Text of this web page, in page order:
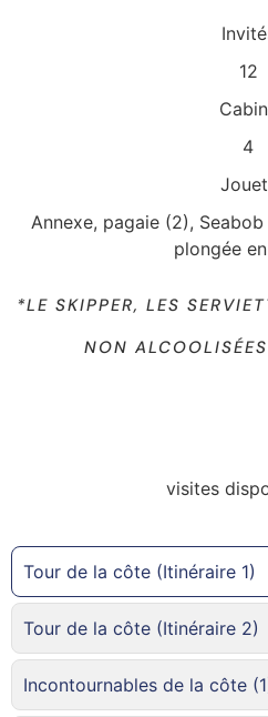
12
4
Annexe, pagaie (2),
plongée
*LE SKIPPER, LES
NON
visites
Tour de la côte (Itinéraire 1)
Tour de la côte (Itinéraire 2)
Incontournables de la côte